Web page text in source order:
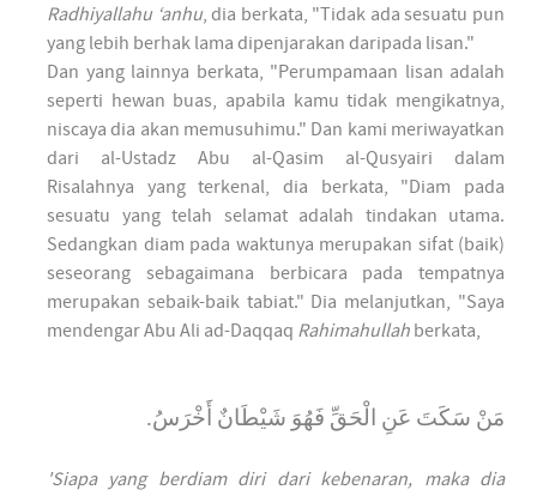
Radhiyallahu ‘anhu, dia berkata, "Tidak ada sesuatu pun
yang lebih berhak lama dipenjarakan daripada lisan."
Dan yang lainnya berkata, "Perumpamaan lisan adalah
seperti hewan buas, apabila kamu tidak mengikatnya,
niscaya dia akan memusuhimu." Dan kami meriwayatkan
dari al-Ustadz Abu al-Qasim al-Qusyairi dalam
Risalahnya yang terkenal, dia berkata, "Diam pada
sesuatu yang telah selamat adalah tindakan utama.
Sedangkan diam pada waktunya merupakan sifat (baik)
seseorang sebagaimana berbicara pada tempatnya
merupakan sebaik-baik tabiat." Dia melanjutkan, "Saya
mendengar Abu Ali ad-Daqqaq Rahimahullah berkata,
مَنْ سَكَتَ عَنِ الْحَقِّ فَهُوَ شَيْطَانٌ أَخْرَسُ.
'Siapa yang berdiam diri dari kebenaran, maka dia